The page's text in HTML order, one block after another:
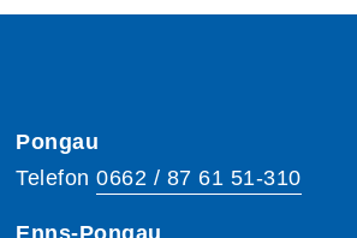
Pongau
Telefon 0662 / 87 61 51-310
Enns-Pongau